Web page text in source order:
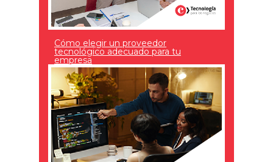
Cómo elegir un proveedor
tecnológico adecuado para tu
empresa